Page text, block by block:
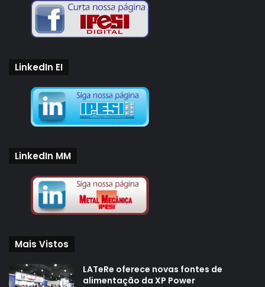
LinkedIn EI
LinkedIn MM
Mais Vistos
LATeRe oferece novas fontes de
alimentação da XP Power